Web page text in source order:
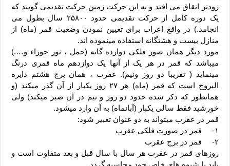
زودتر اتقاق می افتد و به این حرکت زمین حرکت تقدیمی گویند که
یک دوره کامل از حرکت تقدیمی حدود ۲۵۸۰۰ سال بطول می
انجامد.) در واقع اعراب برای تعیین نمودن وضعیت قمر (ماه) از
منازل بیست و هشتگانه استفاده مینموده اند.
مورد دیگر همان صور فلکی دوازده گانه (حمل ، ثور جوزاء و….)
میباشد که قمر در هر یک از آنها یک دوازدهم ماه قمری درنگ
مینماید ( تقریبا دو روز ونیم). عقرب ، همان برج هشتم دایره
البروج است که قمر (ماه) هر ۲۷ روز یکبار از آن گذر میکند (و
همانطور که ذکر شده حدود دو روز و نیم در آن صبر میکند) ولی
خورشید فقط سالی یکبار (آبانماه) به آن وارد میشود.
قمر در عقرب میتواند به دو عنوان تعبیر شود:
۱- قمر در صورت فلکی عقرب
۲- قمر در برج عقرب
روزهای قمر در عقرب هر سال با سال قبل و بعد متفاوت است و
باید با شیوه های خاص خود محاسبه گردد.